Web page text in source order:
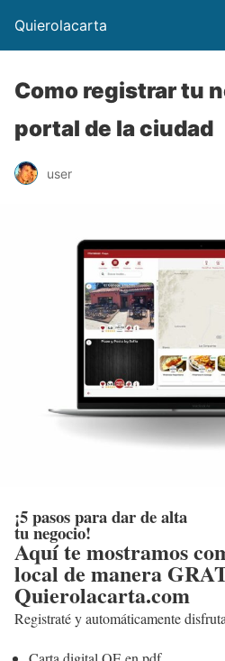
Quierolacarta
Como registrar tu
portal de la ciudad
user
¡5 pasos para dar de alta
tu negocio!
Aquí te mostramos
local de manera
Quierolacarta.com
Registraté y automáticamente